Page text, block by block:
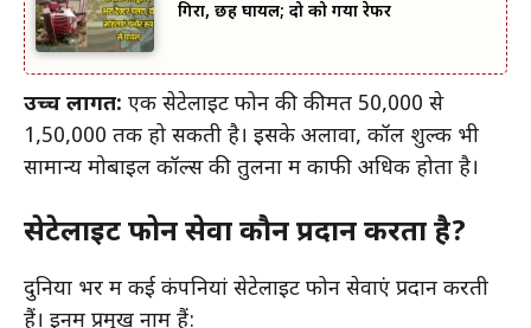
गिरा, छह घायल; दो को गया रेफर
उच्च लागत: एक सेटेलाइट फोन की कीमत ₹50,000 से
₹1,50,000 तक हो सकती है। इसके अलावा, कॉल शुल्क भी
सामान्य मोबाइल कॉल्स की तुलना में काफी अधिक होता है।
सेटेलाइट फोन सेवा कौन प्रदान करता है?
दुनिया भर में कई कंपनियां सेटेलाइट फोन सेवाएं प्रदान करती
हैं। इनमें प्रमुख नाम हैं: